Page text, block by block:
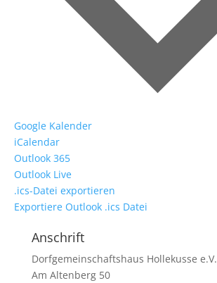
Google Kalender
iCalendar
Outlook 365
Outlook Live
.ics-Datei exportieren
Exportiere Outlook .ics Datei
Anschrift
Dorfgemeinschaftshaus Hollekusse e.V.
Am Altenberg 50